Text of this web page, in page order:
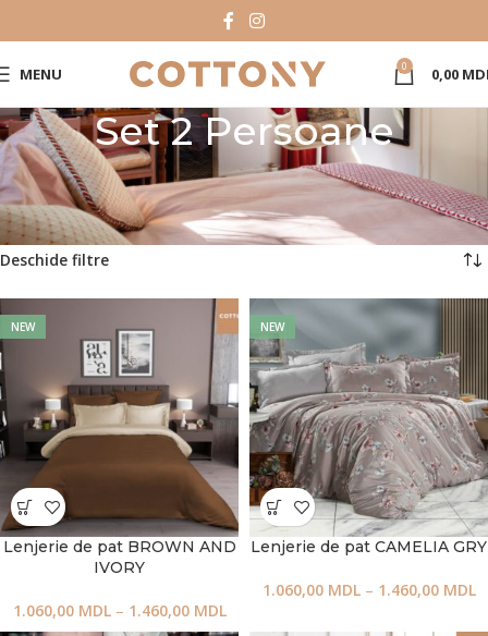
MENU 0 0,00
Set 2 Persoane
Prima pagină Catalog Produse Set lenjerie de pat Set 2 Persoane
Pagina 5
Afișez 97 - 120 din 150 de rezultate
Deschide filtre
NEW
Lenjerie de pat BROWN AND
IVORY
1.060,00 MDL – 1.460,00 MDL
NEW
Lenjerie de pat CAMELIA GRY
1.060,00 MDL – 1.460,00 MDL